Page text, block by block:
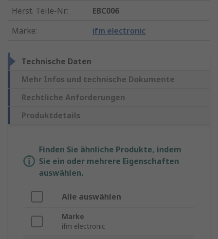
Herst. Teile-Nr.:
EBC006
Marke: ifm electronic
Technische Daten
Mehr Infos und technische Dokumente
Rechtliche Anforderungen
Produktdetails
Finden Sie ähnliche Produkte, indem
Sie ein oder mehrere Eigenschaften
auswählen.
Alle auswählen
Marke
ifm electronic